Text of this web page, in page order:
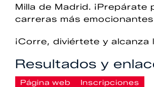
Milla de Madrid.
carreras más
¡Corre, diviértete y alcanza
Resultados y
Página web Inscripciones